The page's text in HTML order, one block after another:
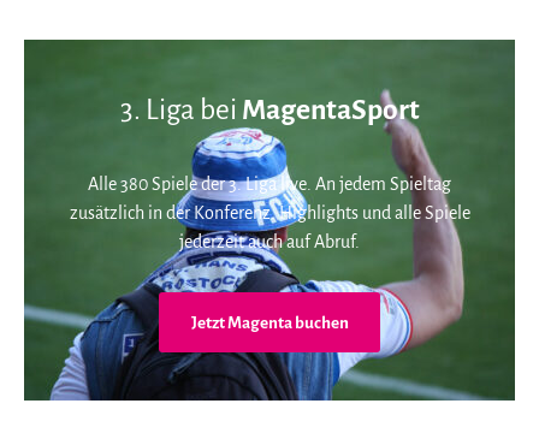
3. Liga bei MagentaSport
Alle 380 Spiele der 3. Liga live. An jedem Spieltag
zusätzlich in der Konferenz. Highlights und alle Spiele
jederzeit auch auf Abruf.
Jetzt Magenta buchen